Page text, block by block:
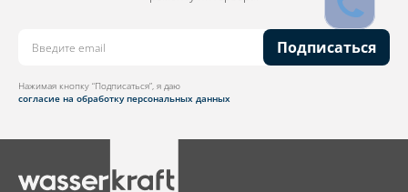
Подписаться
Нажимая кнопку “Подписаться”, я даю
согласие на обработку персональных данных